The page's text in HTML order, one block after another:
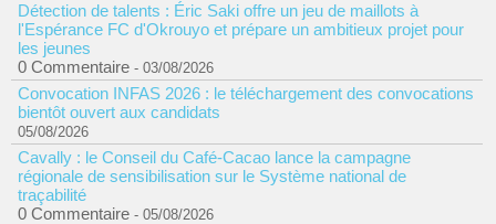
Détection de talents : Éric Saki offre un jeu de maillots à
l'Espérance FC d'Okrouyo et prépare un ambitieux projet pour
les jeunes
0 Commentaire - 03/08/2026
Convocation INFAS 2026 : le téléchargement des convocations
bientôt ouvert aux candidats
05/08/2026
Cavally : le Conseil du Café-Cacao lance la campagne
régionale de sensibilisation sur le Système national de
traçabilité
0 Commentaire - 05/08/2026